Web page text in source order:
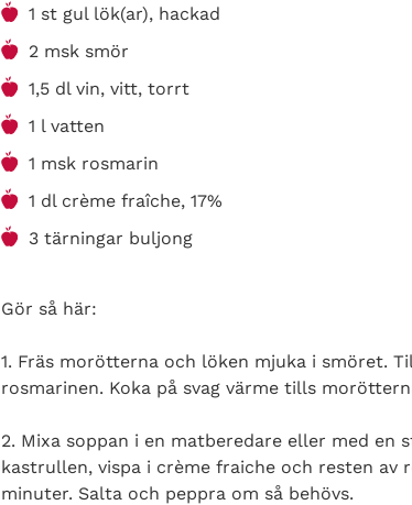
1 st gul lök(ar), hackad
2 msk smör
1,5 dl vin, vitt, torrt
1 l vatten
1 msk rosmarin
1 dl crème fraîche, 17%
3 tärningar buljong
Gör så här:
1. Fräs morötterna och löken mjuka i smöret.
rosmarinen. Koka på svag värme tills
2. Mixa soppan i en matberedare eller med
kastrullen, vispa i crème fraiche och resten av
minuter. Salta och peppra om så behövs.